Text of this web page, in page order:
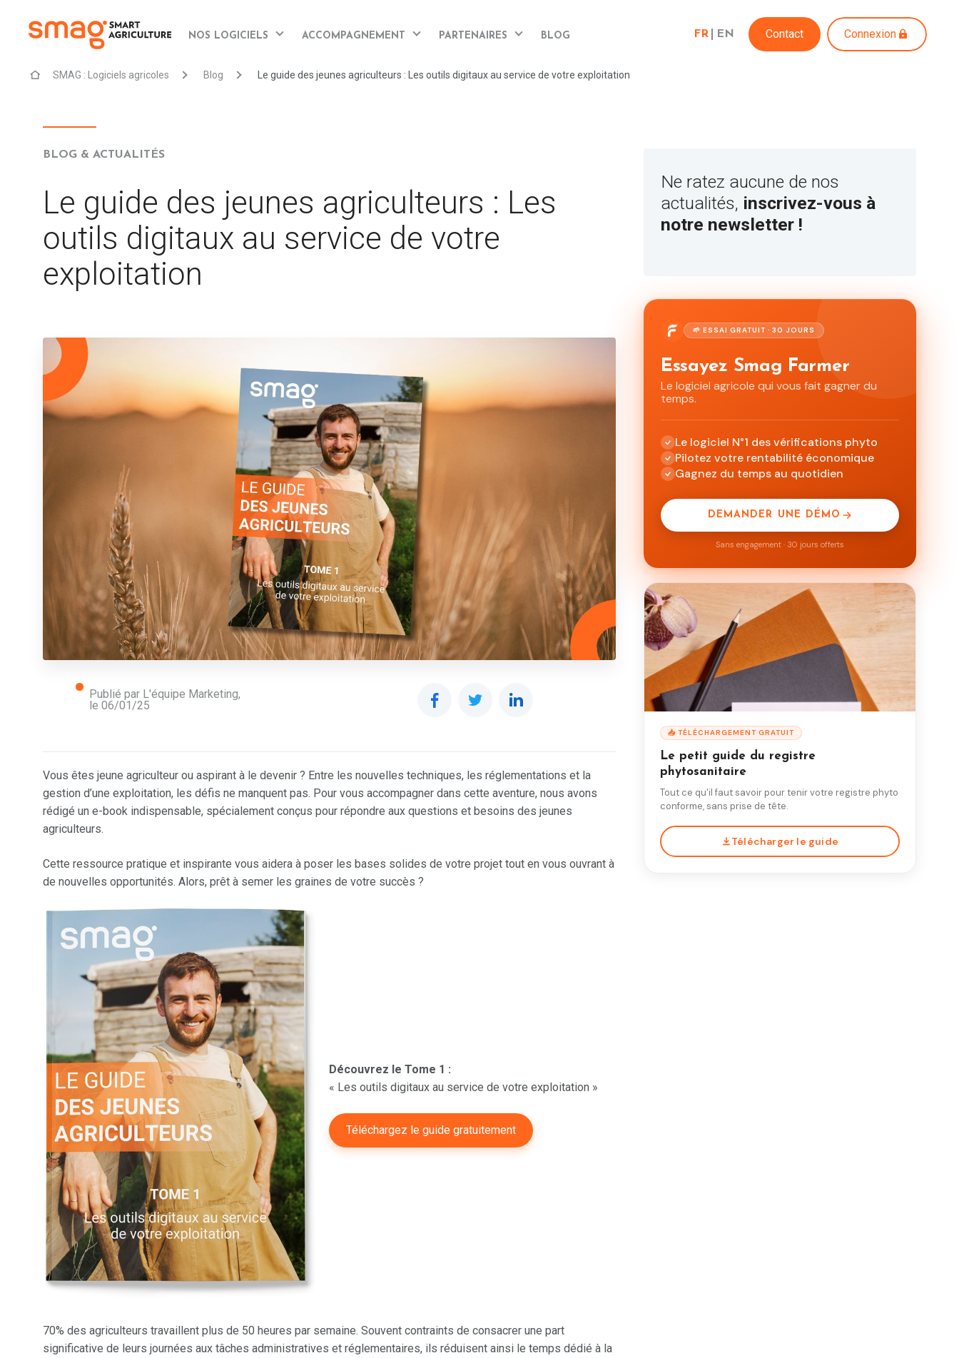
NOS LOGICIELS ACCOMPAGNEMENT PARTENAIRES BLOG FR EN Contact Connexion
SMAG : Logiciels agricoles Blog Le guide des jeunes agriculteurs : Les outils digitaux au service de votre exploitation
BLOG & ACTUALITÉS
Le guide des jeunes agriculteurs : Les
outils digitaux au service de votre
exploitation
Publié par L'équipe Marketing,
le06/01/25
Vous êtes jeune agriculteur ou aspirant à le devenir ? Entre les nouvelles techniques, les réglementations et la
gestion d’une exploitation, les défis ne manquent pas. Pour vous accompagner dans cette aventure, nous avons
rédigé un e-book indispensable, spécialement conçus pour répondre aux questions et besoins des jeunes
agriculteurs.
Cette ressource pratique et inspirante vous aidera à poser les bases solides de votre projet tout en vous ouvrant à
de nouvelles opportunités. Alors, prêt à semer les graines de votre succès ?
Découvrez le Tome 1 :
« Les outils digitaux au service de votre exploitation »
Téléchargez le guide gratuitement
70% des agriculteurs travaillent plus de 50 heures par semaine. Souvent contraints de consacrer une part
significative de leurs journées aux tâches administratives et réglementaires, ils réduisent ainsi le temps dédié à la
Ne ratez aucune de nos
actualités, inscrivez-vous à
notre newsletter !
🌱 ESSAI GRATUIT · 30 JOURS
Essayez Smag Farmer
Le logiciel agricole qui vous fait gagner du
temps.
Le logiciel N°1 des vérifications phyto
Pilotez votre rentabilité économique
Gagnez du temps au quotidien
DEMANDER UNE DÉMO
Sans engagement · 30 jours offerts
📥 TÉLÉCHARGEMENT GRATUIT
Le petit guide du registre
phytosanitaire
Tout ce qu'il faut savoir pour tenir votre registre phyto
conforme, sans prise de tête.
Télécharger le guide